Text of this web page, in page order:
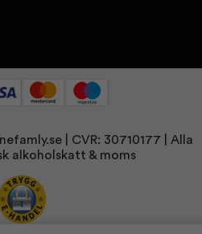
| CVR: 30710177
| Alla
alkoholskatt & moms